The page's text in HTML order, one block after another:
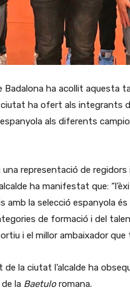
Badalona ha acollit aquesta
ha ofert als integrants
als diferents
una representació de
ha manifestat que:
la selecció espanyola
de formació i del
i el millor ambaixador que
la ciutat l’alcalde ha
la Baetulo romana.